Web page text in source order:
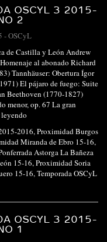
OSCYL 3 2015-
2
-OSCyL
de Castilla y León Andrew
al abonado Richard
Tannhäuser: Obertura Ígor
El pájaro de fuego: Suite
Beethoven (1770-1827)
menor, op. 67 La gran
2016,Proximidad Burgos
Miranda de Ebro 15-16,
Astorga La Bañeza
15-16,Proximidad Soria
15-16,Temporada OSCyL
OSCYL 3 2015-
1